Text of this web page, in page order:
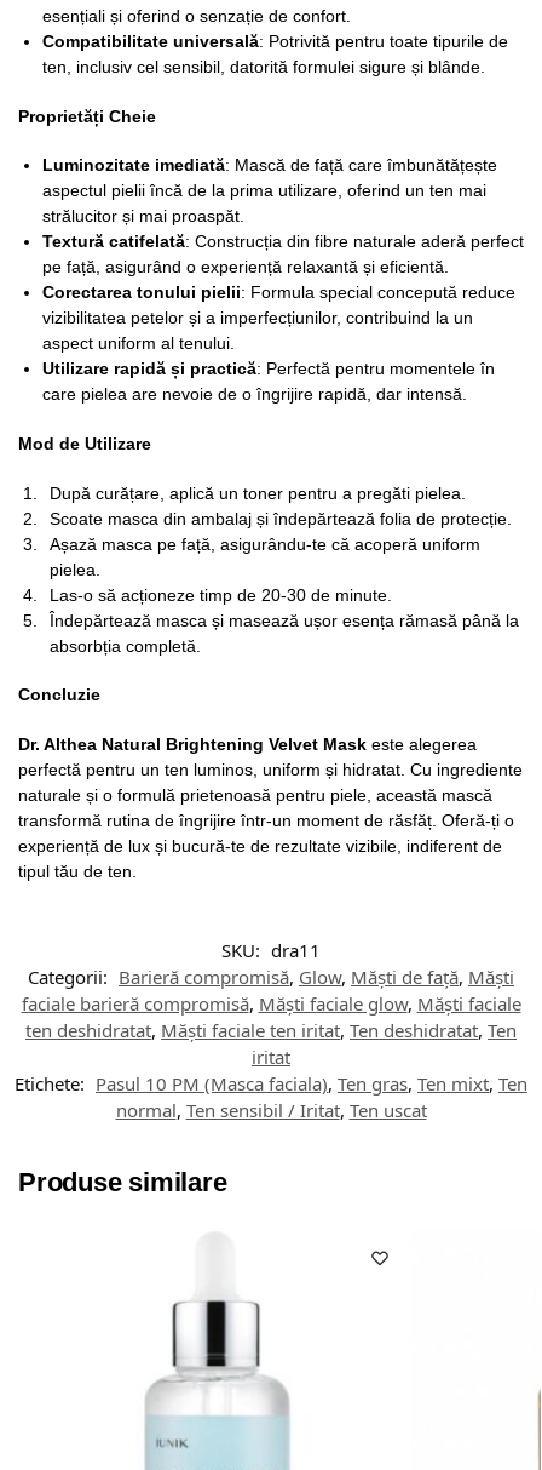
esențiali și oferind o senzație de confort.
Compatibilitate universală: Potrivită pentru toate tipurile de
ten, inclusiv cel sensibil, datorită formulei sigure și blânde.
Proprietăți Cheie
Luminozitate imediată: Mască de față care îmbunătățește
aspectul pielii încă de la prima utilizare, oferind un ten mai
strălucitor și mai proaspăt.
Textură catifelată: Construcția din fibre naturale aderă perfect
pe față, asigurând o experiență relaxantă și eficientă.
Corectarea tonului pielii: Formula special concepută reduce
vizibilitatea petelor și a imperfecțiunilor, contribuind la un
aspect uniform al tenului.
Utilizare rapidă și practică: Perfectă pentru momentele în
care pielea are nevoie de o îngrijire rapidă, dar intensă.
Mod de Utilizare
După curățare, aplică un toner pentru a pregăti pielea.
Scoate masca din ambalaj și îndepărtează folia de protecție.
Așază masca pe față, asigurându-te că acoperă uniform
pielea.
Las-o să acționeze timp de 20-30 de minute.
Îndepărtează masca și masează ușor esența rămasă până la
absorbția completă.
Concluzie
Dr. Althea Natural Brightening Velvet Mask este alegerea
perfectă pentru un ten luminos, uniform și hidratat. Cu ingrediente
naturale și o formulă prietenoasă pentru piele, această mască
transformă rutina de îngrijire într-un moment de răsfăț. Oferă-ți o
experiență de lux și bucură-te de rezultate vizibile, indiferent de
tipul tău de ten.
SKU: dra11
Categorii: Barieră compromisă, Glow, Măști de față, Măști
faciale barieră compromisă, Măști faciale glow, Măști faciale
ten deshidratat, Măști faciale ten iritat, Ten deshidratat, Ten
iritat
Etichete: Pasul 10 PM (Masca faciala), Ten gras, Ten mixt, Ten
normal, Ten sensibil / Iritat, Ten uscat
Produse similare